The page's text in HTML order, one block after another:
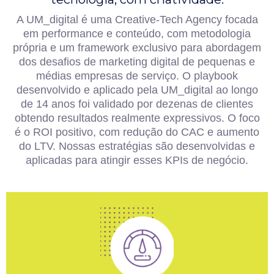
A UM_digital é uma Creative-Tech Agency focada
em performance e conteúdo, com metodologia
própria e um framework exclusivo para abordagem
dos desafios de marketing digital de pequenas e
médias empresas de serviço. O playbook
desenvolvido e aplicado pela UM_digital ao longo
de 14 anos foi validado por dezenas de clientes
obtendo resultados realmente expressivos. O foco
é o ROI positivo, com redução do CAC e aumento
do LTV. Nossas estratégias são desenvolvidas e
aplicadas para atingir esses KPIs de negócio.
oportunidades no fundo do funil de vendas.
O objetivo é aumentar o número de
oportunidades qualificadas e acelerar o
processo de vendas.